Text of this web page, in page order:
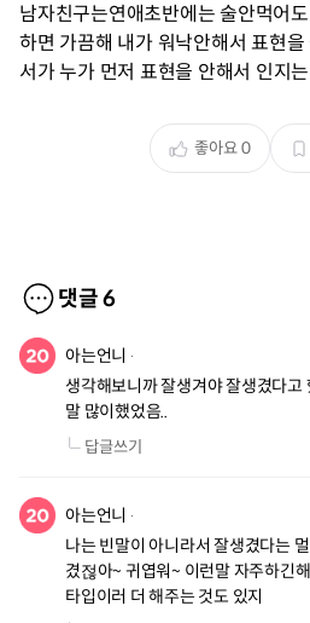
남자친구는연애초반에는 술안먹어
하면 가끔해 내가 워낙안해서 표현
서가 누가 먼저 표현을 안해서 인지
좋아요0
댓글6
아는언니
생각해보니까 잘생겨야 잘생겼다고
말 많이했었음..
답글쓰기
아는언니
나는 빈말이 아니라서 잘생겼다는
겼젆아~ 귀엽워~ 이런말 자주하긴
타입이러 더 해주는 것도 있지